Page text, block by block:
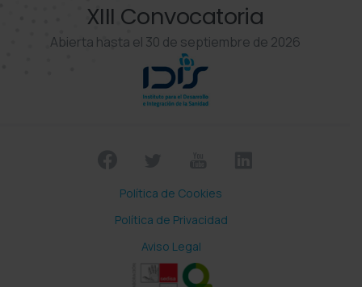
XIII Convocatoria
Abierta hasta el 30 de septiembre de 2026
Política de Cookies
Política de Privacidad
Aviso Legal